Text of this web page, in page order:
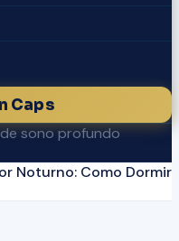
Caps
sono profundo
Noturno: Como Dormir